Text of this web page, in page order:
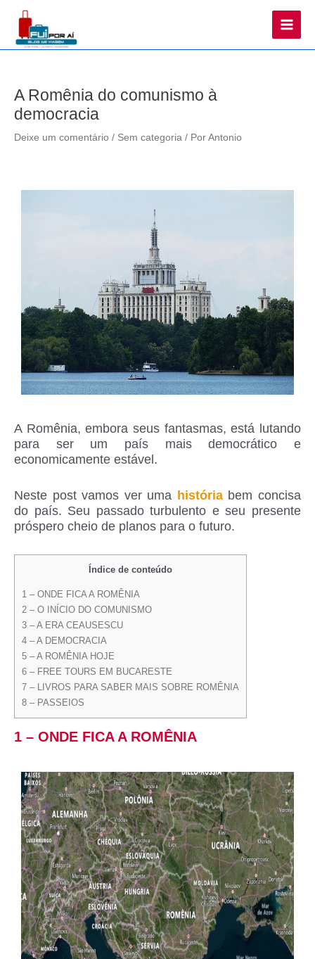
Main
A Romênia do comunismo à
democracia
Deixe um comentário / Sem categoria / Por Antonio
A Romênia, embora seus fantasmas, está lutando
para ser um país mais democrático e
economicamente estável.
Neste post vamos ver uma históriabem concisa
do país. Seu passado turbulento e seu presente
próspero cheio de planos para o futuro.
Índice de conteúdo
1 – ONDE FICA A ROMÊNIA
2 – O INÍCIO DO COMUNISMO
3 – A ERA CEAUSESCU
4 – A DEMOCRACIA
5 – A ROMÊNIA HOJE
6 – FREE TOURS EM BUCARESTE
7 – LIVROS PARA SABER MAIS SOBRE ROMÊNIA
8 – PASSEIOS
1 – ONDE FICA A ROMÊNIA